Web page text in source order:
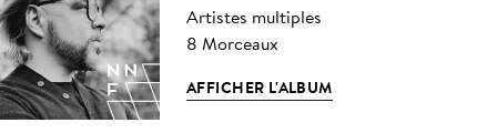
Artistes multiples
8 Morceaux
AFFICHER L'ALBUM